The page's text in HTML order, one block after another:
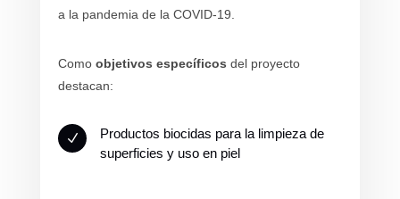
a la pandemia de la COVID-19.
Como objetivos específicos del proyecto
destacan:
N
Productos biocidas para la limpieza de
superficies y uso en piel